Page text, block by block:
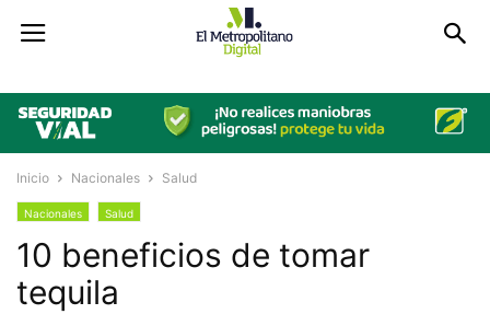
Inicio Nacionales Salud
Nacionales Salud
10 beneficios de tomar
tequila